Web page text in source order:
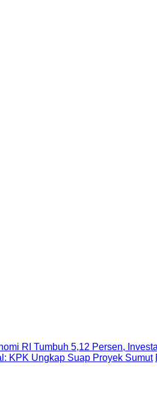
RI Tumbuh 5,12 Persen,
KPK Ungkap Suap Proyek Sumut